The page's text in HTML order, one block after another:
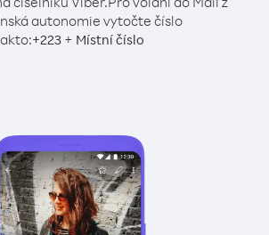
autonomie vytočte číslo
+223 + Místní číslo